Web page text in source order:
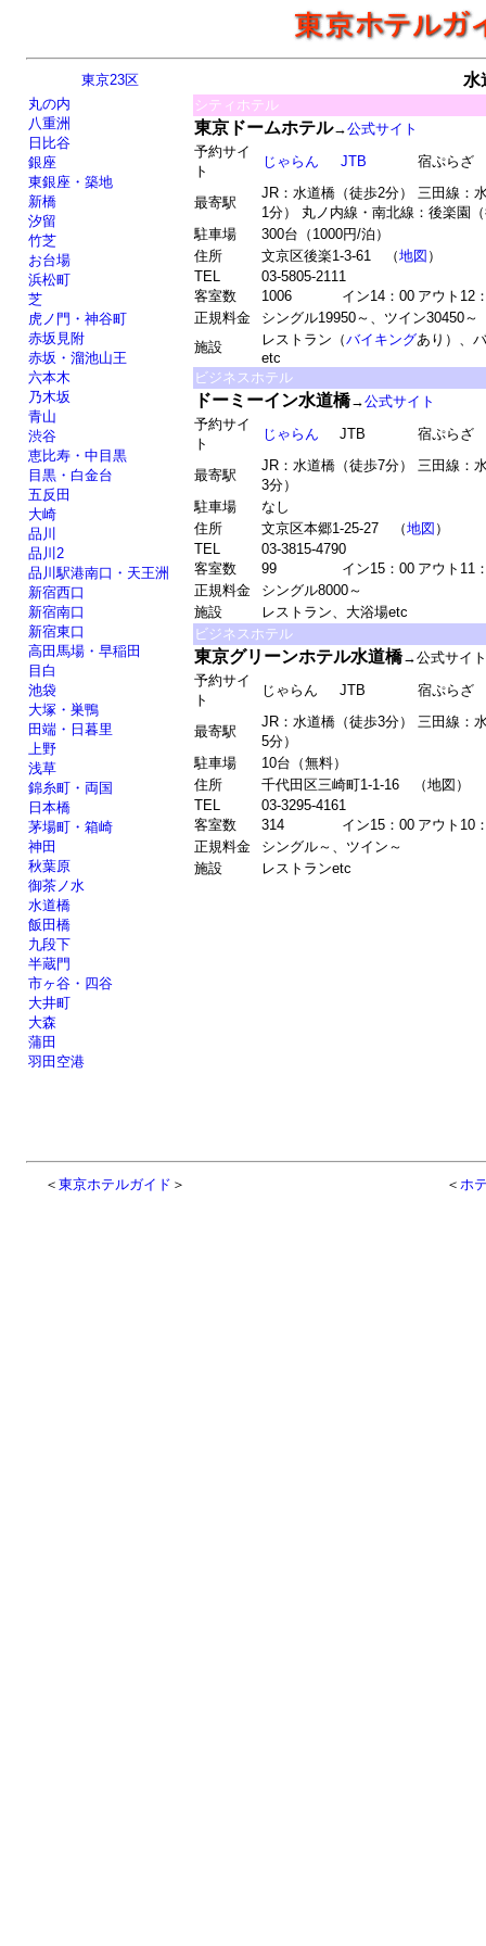
東京23区 水
丸の内
八重洲
日比谷
銀座
東銀座・築地
新橋
汐留
竹芝
お台場
浜松町
芝
虎ノ門・神谷町
赤坂見附
赤坂・溜池山王
六本木
乃木坂
青山
渋谷
恵比寿・中目黒
目黒・白金台
五反田
大崎
品川
品川2
品川駅港南口・天王洲
新宿西口
新宿南口
新宿東口
高田馬場・早稲田
目白
池袋
大塚・巣鴨
田端・日暮里
上野
浅草
錦糸町・両国
日本橋
茅場町・箱崎
神田
秋葉原
御茶ノ水
水道橋
飯田橋
九段下
半蔵門
市ヶ谷・四谷
大井町
大森
蒲田
羽田空港
シティホテル
東京ドームホテル→公式サイト
予約サイ
ト
じゃらん JTB 宿ぷらざ
最寄駅
JR：水道橋（徒歩2分） 三田線：
1分） 丸ノ内線・南北線：後楽園
駐車場
300台（1000円/泊）
住所
文京区後楽1-3-61 （地図 ）
TEL
03-5805-2111
客室数
1006 イン14：00 アウト12
正規料金
シングル19950～、ツイン30450～
施設
レストラン（バイキングあり）、
etc
ビジネスホテル
ドーミーイン水道橋→公式サイト
予約サイ
ト
じゃらん JTB 宿ぷらざ
最寄駅
JR：水道橋（徒歩7分） 三田線：
3分）
駐車場
なし
住所
文京区本郷1-25-27 （地図 ）
TEL
03-3815-4790
客室数
99 イン15：00 アウト11
正規料金
シングル8000～
施設
レストラン、大浴場etc
ビジネスホテル
東京グリーンホテル水道橋→公式サイト
予約サイ
ト
じゃらん JTB 宿ぷらざ
最寄駅
JR：水道橋（徒歩3分） 三田線：
5分）
駐車場
10台（無料）
住所
千代田区三崎町1-1-16 （地図）
TEL
03-3295-4161
客室数
314 イン15：00 アウト10
正規料金
シングル～、ツイン～
施設
レストランetc
＜ 東京ホテルガイド ＞ ＜ ホ